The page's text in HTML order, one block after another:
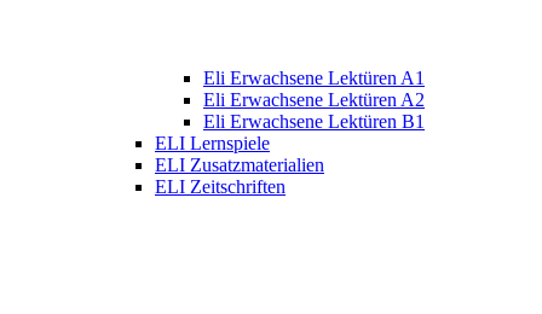
Eli Erwachsene Lektüren A1
Eli Erwachsene Lektüren A2
Eli Erwachsene Lektüren B1
ELI Lernspiele
ELI Zusatzmaterialien
ELI Zeitschriften